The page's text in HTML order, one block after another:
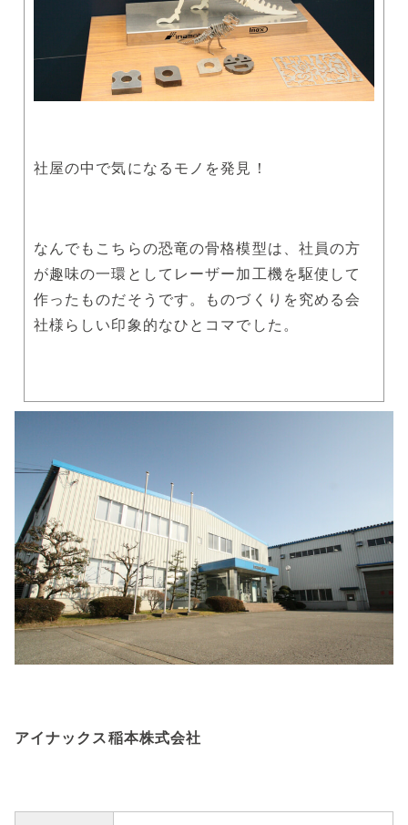
社屋の中で気になるモノを発見！
なんでもこちらの恐竜の骨格模型は、社員の方
が趣味の一環としてレーザー加工機を駆使して
作ったものだそうです。ものづくりを究める会
社様らしい印象的なひとコマでした。
アイナックス稲本株式会社